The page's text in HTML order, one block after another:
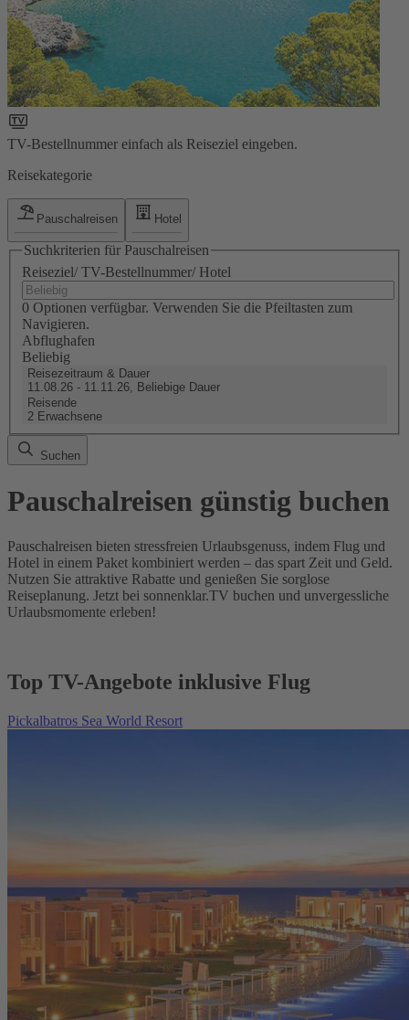
TV-Bestellnummer einfach als Reiseziel eingeben.
Reisekategorie
Pauschalreisen Hotel
Suchkriterien für Pauschalreisen
Reiseziel/ TV-Bestellnummer/ Hotel
0 Optionen verfügbar. Verwenden Sie die Pfeiltasten zum
Navigieren.
Abflughafen
Beliebig
Reisezeitraum & Dauer
11.08.26 - 11.11.26, Beliebige Dauer
Reisende
2 Erwachsene
Suchen
Pauschalreisen günstig buchen
Pauschalreisen bieten stressfreien Urlaubsgenuss, indem Flug und
Hotel in einem Paket kombiniert werden – das spart Zeit und Geld.
Nutzen Sie attraktive Rabatte und genießen Sie sorglose
Reiseplanung. Jetzt bei sonnenklar.TV buchen und unvergessliche
Urlaubsmomente erleben!
Top TV-Angebote inklusive Flug
Pickalbatros Sea World Resort